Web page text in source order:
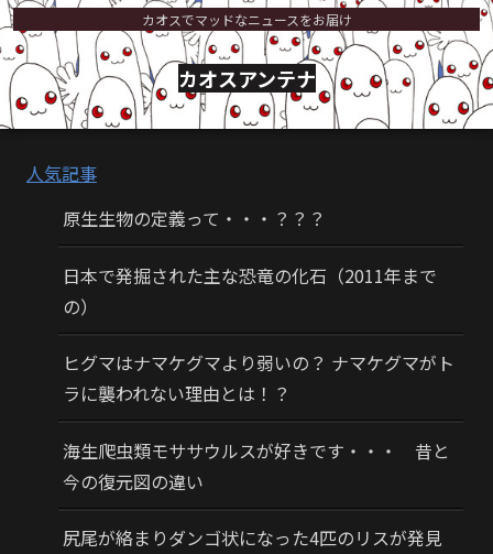
カオスでマッドなニュースをお届け
カオスアンテナ
人気記事
原生生物の定義って・・・？？？
日本で発掘された主な恐竜の化石（2011年まで
の）
ヒグマはナマケグマより弱いの？ ナマケグマがト
ラに襲われない理由とは！？
海生爬虫類モササウルスが好きです・・・ 昔と
今の復元図の違い
尻尾が絡まりダンゴ状になった4匹のリスが発見